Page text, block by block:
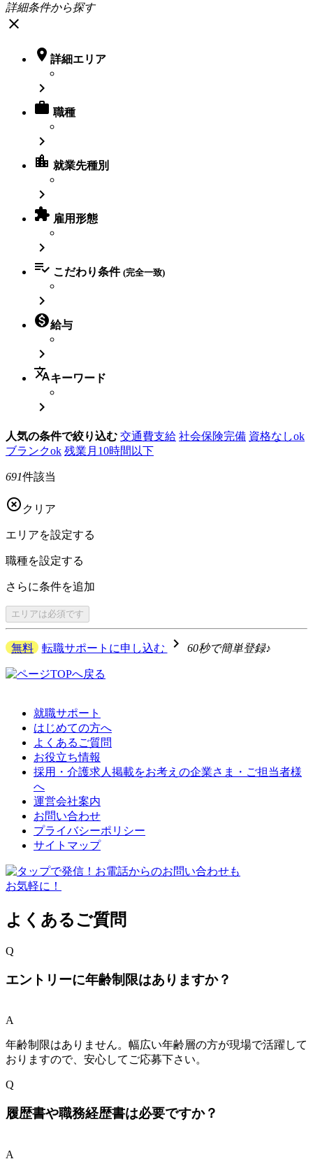
詳細条件から探す
close
 詳細エリア

 職種

location_city 就業先種別

 雇用形態

 こだわり条件 (完全一致)

給与

translateキーワード

人気の条件で絞り込む 交通費支給 社会保険完備 資格なしok
ブランクok 残業月10時間以下
691件該当
 クリア
エリアを設定する
職種を設定する
さらに条件を追加
エリアは必須です
無料 転職サポートに申し込む navigate_next 60秒で簡単登録♪
就職サポート
はじめての方へ
よくあるご質問
お役立ち情報
採用・介護求人掲載をお考えの企業さま・ご担当者様
へ
運営会社案内
お問い合わせ
プライバシーポリシー
サイトマップ
よくあるご質問
Q
エントリーに年齢制限はありますか？
A
年齢制限はありません。幅広い年齢層の方が現場で活躍して
おりますので、安心してご応募下さい。
Q
履歴書や職務経歴書は必要ですか？
A